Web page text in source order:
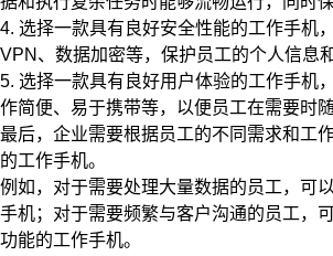
4. 选择一款具有良好安全性能的工作手机
VPN、数据加密等，保护员工的个人信息
5. 选择一款具有良好用户体验的工作手机
作简便、易于携带等，以便员工在需要时随
最后，企业需要根据员工的不同需求和工
的工作手机。
例如，对于需要处理大量数据的员工，可
手机；对于需要频繁与客户沟通的员工，
功能的工作手机。